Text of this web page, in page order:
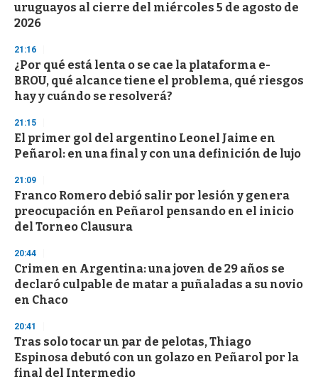
uruguayos al cierre del miércoles 5 de agosto de
2026
21:16
¿Por qué está lenta o se cae la plataforma e-
BROU, qué alcance tiene el problema, qué riesgos
hay y cuándo se resolverá?
21:15
El primer gol del argentino Leonel Jaime en
Peñarol: en una final y con una definición de lujo
21:09
Franco Romero debió salir por lesión y genera
preocupación en Peñarol pensando en el inicio
del Torneo Clausura
20:44
Crimen en Argentina: una joven de 29 años se
declaró culpable de matar a puñaladas a su novio
en Chaco
20:41
Tras solo tocar un par de pelotas, Thiago
Espinosa debutó con un golazo en Peñarol por la
final del Intermedio